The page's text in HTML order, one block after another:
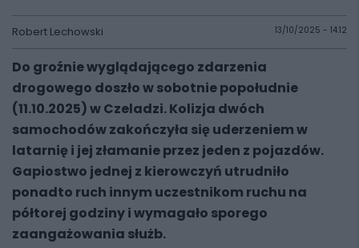
Robert Lechowski 13/10/2025 - 14:12
Do groźnie wyglądającego zdarzenia
drogowego doszło w sobotnie popołudnie
(11.10.2025) w Czeladzi. Kolizja dwóch
samochodów zakończyła się uderzeniem w
latarnię i jej złamanie przez jeden z pojazdów.
Gapiostwo jednej z kierowczyń utrudniło
ponadto ruch innym uczestnikom ruchu na
półtorej godziny i wymagało sporego
zaangażowania służb.